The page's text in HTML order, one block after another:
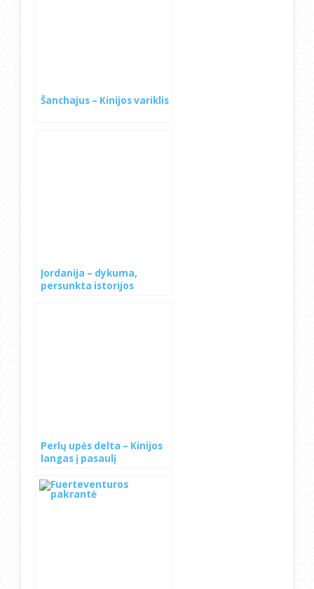
Šanchajus – Kinijos variklis
Jordanija – dykuma,
persunkta istorijos
Perlų upės delta – Kinijos
langas į pasaulį